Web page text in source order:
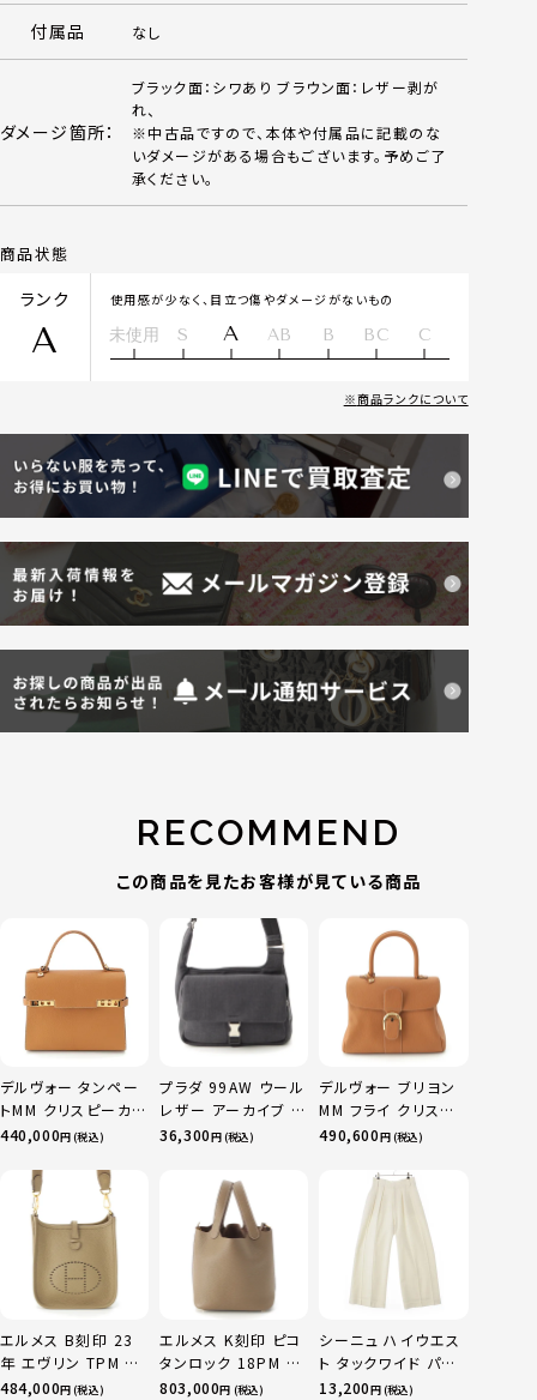
付属品 なし
ダメージ箇所：
ブラック面：シワあり ブラウン面：レザー剥が
れ、
※中古品ですので、本体や付属品に記載のな
いダメージがある場合もございます。予めご了
承ください。
商品状態
ランク
A
使用感が少なく、目立つ傷やダメージがないもの
未使用 S A AB B BC C
商品ランクについて
RECOMMEND
この商品を見たお客様が見ている商品
デルヴォー タンペー
トMM クリスピーカー
フ 2WAY ショルダー
ブラウン系
440,000円 (税込)
プラダ 99AW ウール
レザー アーカイブ ワ
ン ショルダーバッグ
36,300円 (税込)
デルヴォー ブリヨン
MM フライ クリスピ
ーカーフ 2WAY ショ
ベジタル
490,600円 (税込)
エルメス B刻印 23
年 エヴリン TPM 16
アマゾン トリヨンク
484,000円 (税込)
エルメス K刻印 ピコ
タンロック 18PM ト
リヨン ハンドバッグ
803,000円 (税込)
シーニュ ハイウエス
ト タックワイド パン
ツ ボトムス オフホワ
13,200円 (税込)